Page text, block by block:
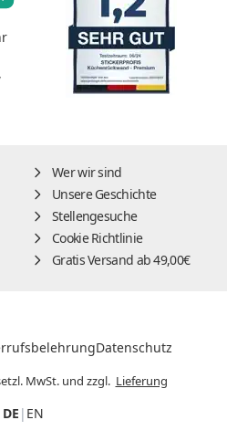
Wer wir sind
Unsere Geschichte
Stellengesuche
Cookie Richtlinie
Gratis Versand ab 49,00€
Datenschutz
MwSt. und zzgl. Lieferung
DE | EN